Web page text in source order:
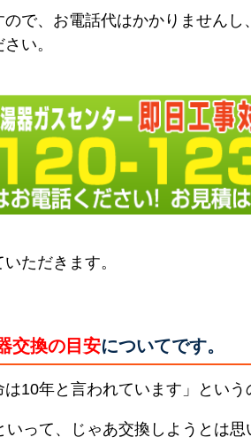
で、お電話代はかかりません
い。
ただきます。
交換の目安についてです。
10年と言われています」とい
って、じゃあ交換しようとは思